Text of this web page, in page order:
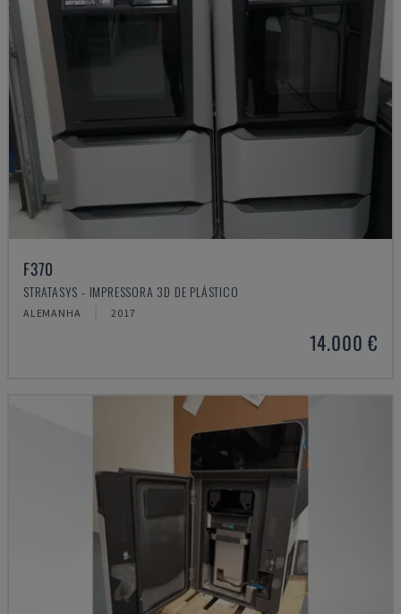
F370
STRATASYS - IMPRESSORA 3D DE PLÁSTICO
ALEMANHA 2017
14.000 €